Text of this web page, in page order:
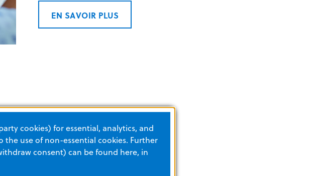
EN SAVOIR PLUS
cookies) for essential, analytics, and
the use of non-essential cookies. Further
consent) can be found here, in